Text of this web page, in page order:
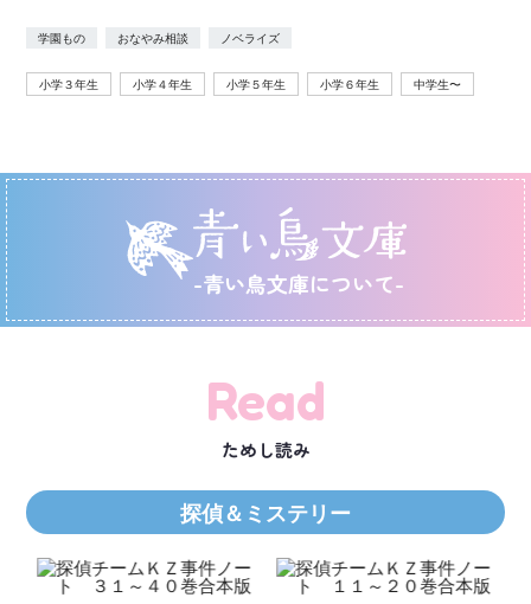
学園もの おなやみ相談 ノベライズ
小学３年生 小学４年生 小学５年生 小学６年生 中学生〜
-青い鳥文庫について-
Read
ためし読み
探偵＆ミステリー